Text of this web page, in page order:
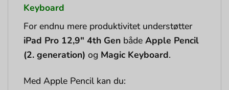
Keyboard
For endnu mere produktivitet understøtter
iPad Pro 12,9″ 4th Gen både Apple Pencil
(2. generation) og Magic Keyboard.
Med Apple Pencil kan du: